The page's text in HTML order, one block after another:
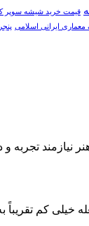
قیمت خرید شیشه سوپر
نیازمند
خیلی کم تقریباً